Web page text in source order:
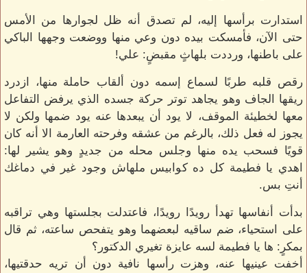
استدارت برأسها إليه، لم تصدق أنه ظل لجوارها من الأمس
حتى الآن، فأمسكت بيده دون وعي منها ووضعت وجهها الباكي
على باطنها، ورددت بلهاثٍ مقبضٍ: علي!
رقص قلبه طربًا لسماع إسمه دون ألقاب حاملة منها، ازدرد
ريقها الجاف وهو يجاهد توتر حركة جسده الذي يرفض التفاعل
معها لخطيئة الموقف، لا يود أن يبعدها عنه يود ضمها ولكن لا
يجوز له فعل ذلك، بالرغم من عشقه وفرحته العارمة الا أنه كان
قويًا فسحب يده منها وجلس محله من جديدٍ وهو يشير لها:
اهدي يا فطيمة كل ده كوابيس ملهاش وجود غير في دماغك
أنتِ بس.
بدأت أنفاسها تهدأ رويدًا رويدًا، فاعتدلت بجلستها وهي تراقبه
على استحياء، ضم ساقيه لبعضهما وهو يتفحص ساعته، ثم قال
بمكرٍ: ها يا فطيمة لسه عايزة تغيري الدكتور؟
أخفت عينيها عنه، وهزت رأسها نافية دون أن تريه حدقتيها،